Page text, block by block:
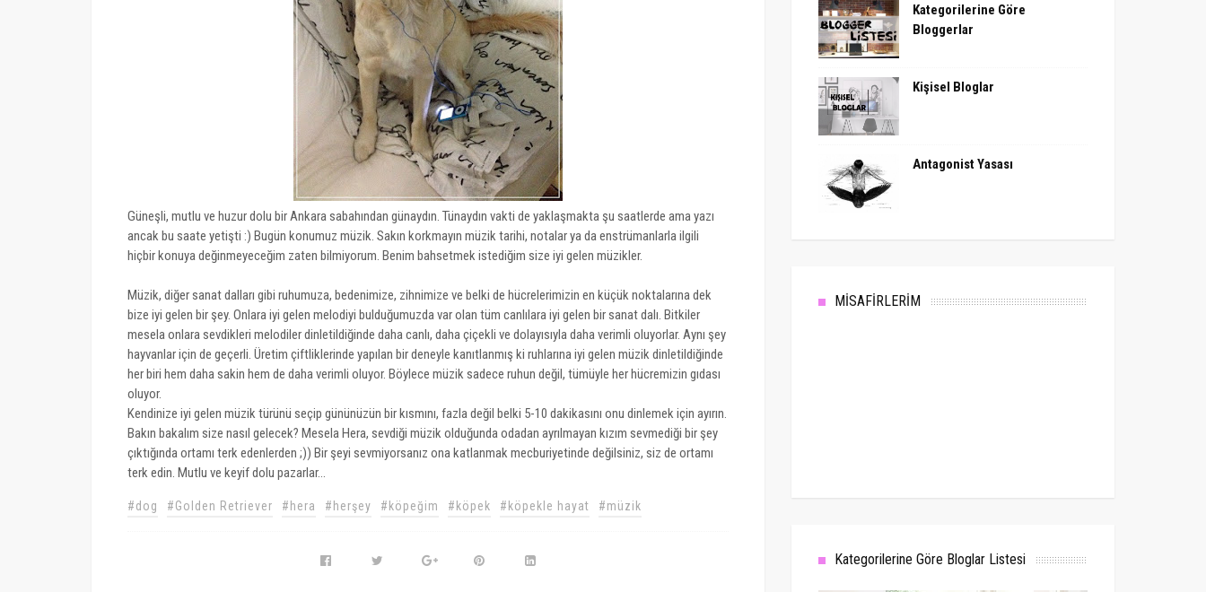
Güneşli, mutlu ve huzur dolu bir Ankara sabahından günaydın. Tünaydın vakti de yaklaşmakta şu saatlerde ama yazı
ancak bu saate yetişti :) Bugün konumuz müzik. Sakın korkmayın müzik tarihi, notalar ya da enstrümanlarla ilgili
hiçbir konuya değinmeyeceğim zaten bilmiyorum. Benim bahsetmek istediğim size iyi gelen müzikler.
Müzik, diğer sanat dalları gibi ruhumuza, bedenimize, zihnimize ve belki de hücrelerimizin en küçük noktalarına dek
bize iyi gelen bir şey. Onlara iyi gelen melodiyi bulduğumuzda var olan tüm canlılara iyi gelen bir sanat dalı. Bitkiler
mesela onlara sevdikleri melodiler dinletildiğinde daha canlı, daha çiçekli ve dolayısıyla daha verimli oluyorlar. Aynı şey
hayvanlar için de geçerli. Üretim çiftliklerinde yapılan bir deneyle kanıtlanmış ki ruhlarına iyi gelen müzik dinletildiğinde
her biri hem daha sakin hem de daha verimli oluyor. Böylece müzik sadece ruhun değil, tümüyle her hücremizin gıdası
oluyor.
Kendinize iyi gelen müzik türünü seçip gününüzün bir kısmını, fazla değil belki 5-10 dakikasını onu dinlemek için ayırın.
Bakın bakalım size nasıl gelecek? Mesela Hera, sevdiği müzik olduğunda odadan ayrılmayan kızım sevmediği bir şey
çıktığında ortamı terk edenlerden ;)) Bir şeyi sevmiyorsanız ona katlanmak mecburiyetinde değilsiniz, siz de ortamı
terk edin. Mutlu ve keyif dolu pazarlar...
#dog #Golden Retriever #hera #herşey #köpeğim #köpek #köpekle hayat #müzik
Kategorilerine Göre
Bloggerlar
Kişisel Bloglar
Antagonist Yasası
MİSAFİRLERİM
Kategorilerine Göre Bloglar Listesi